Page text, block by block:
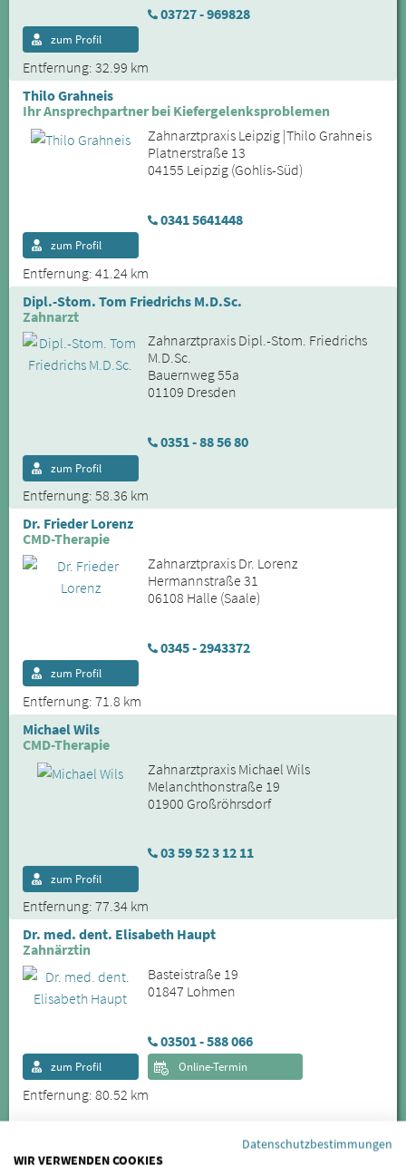
03727 - 969828
Entfernung: 32.99 km
zum Profil
Thilo Grahneis
Ihr Ansprechpartner bei Kiefergelenksproblemen
Zahnarztpraxis Leipzig |Thilo Grahneis
Platnerstraße 13
04155 Leipzig (Gohlis-Süd)
0341 5641448
Entfernung: 41.24 km
zum Profil
Dipl.-Stom. Tom Friedrichs M.D.Sc.
Zahnarzt
Zahnarztpraxis Dipl.-Stom. Friedrichs
M.D.Sc.
Bauernweg 55a
01109 Dresden
0351 - 88 56 80
Entfernung: 58.36 km
zum Profil
Dr. Frieder Lorenz
CMD-Therapie
Zahnarztpraxis Dr. Lorenz
Hermannstraße 31
06108 Halle (Saale)
0345 - 2943372
Entfernung: 71.8 km
zum Profil
Michael Wils
CMD-Therapie
Zahnarztpraxis Michael Wils
Melanchthonstraße 19
01900 Großröhrsdorf
03 59 52 3 12 11
Entfernung: 77.34 km
zum Profil
Dr. med. dent. Elisabeth Haupt
Zahnärztin
Basteistraße 19
01847 Lohmen
03501 - 588 066
Entfernung: 80.52 km
zum Profil Online-Termin
Weitere Städte im Umkreis von Wermsdorf:Datenschutzbestimmungen
WIR VERWENDEN COOKIES